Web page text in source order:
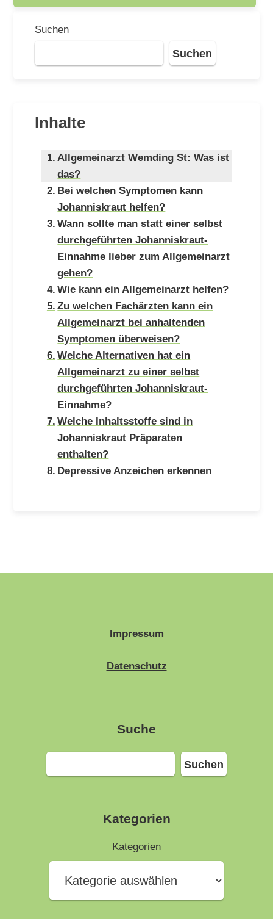
Suchen
Suchen
Inhalte
Allgemeinarzt Wemding St: Was ist
das?
Bei welchen Symptomen kann
Johanniskraut helfen?
Wann sollte man statt einer selbst
durchgeführten Johanniskraut-
Einnahme lieber zum Allgemeinarzt
gehen?
Wie kann ein Allgemeinarzt helfen?
Zu welchen Fachärzten kann ein
Allgemeinarzt bei anhaltenden
Symptomen überweisen?
Welche Alternativen hat ein
Allgemeinarzt zu einer selbst
durchgeführten Johanniskraut-
Einnahme?
Welche Inhaltsstoffe sind in
Johanniskraut Präparaten
enthalten?
Depressive Anzeichen erkennen
Impressum
Datenschutz
Suche
Suchen
Suchen
Kategorien
Kategorien